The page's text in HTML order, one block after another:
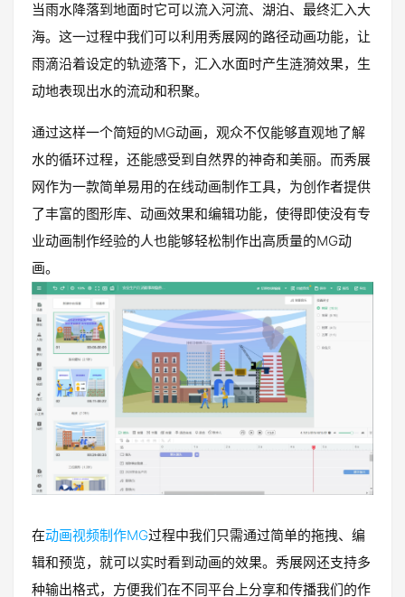
当雨水降落到地面时它可以流入河流、湖泊、最终汇入大
海。这一过程中我们可以利用秀展网的路径动画功能，让
雨滴沿着设定的轨迹落下，汇入水面时产生涟漪效果，生
动地表现出水的流动和积聚。
通过这样一个简短的MG动画，观众不仅能够直观地了解
水的循环过程，还能感受到自然界的神奇和美丽。而秀展
网作为一款简单易用的在线动画制作工具，为创作者提供
了丰富的图形库、动画效果和编辑功能，使得即使没有专
业动画制作经验的人也能够轻松制作出高质量的MG动
画。
在动画视频制作MG过程中我们只需通过简单的拖拽、编
辑和预览，就可以实时看到动画的效果。秀展网还支持多
种输出格式，方便我们在不同平台上分享和传播我们的作